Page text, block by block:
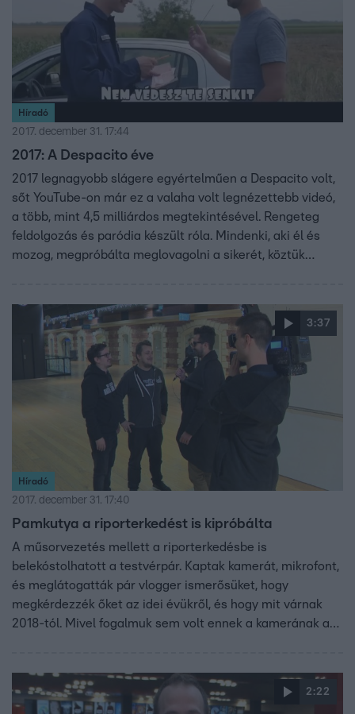
Híradó
2017. december 31. 17:44
2017: A Despacito éve
2017 legnagyobb slágere egyértelműen a Despacito volt,
sőt YouTube-on már ez a valaha volt legnézettebb videó,
a több, mint 4,5 milliárdos megtekintésével. Rengeteg
feldolgozás és paródia készült róla. Mindenki, aki él és
mozog, megpróbálta meglovagolni a sikerét, köztük
3:37
Híradó
2017. december 31. 17:40
Pamkutya a riporterkedést is kipróbálta
A műsorvezetés mellett a riporterkedésbe is
belekóstolhatott a testvérpár. Kaptak kamerát, mikrofont,
és meglátogatták pár vlogger ismerősüket, hogy
megkérdezzék őket az idei évükről, és hogy mit várnak
2018-tól. Mivel fogalmuk sem volt ennek a kamerának a
2:22